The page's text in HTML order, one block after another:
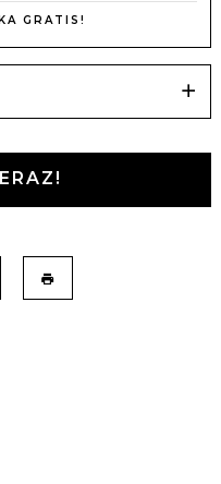
GRATIS!